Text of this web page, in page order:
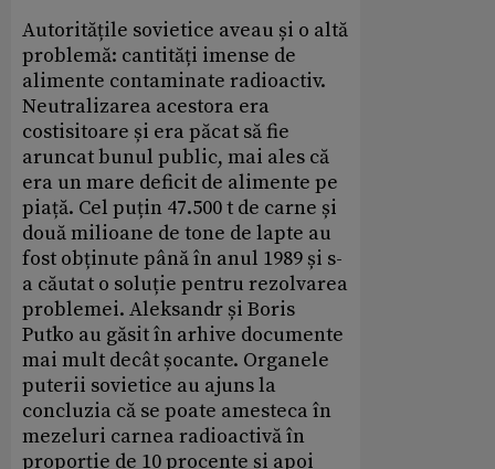
Autoritățile sovietice aveau și o altă
problemă: cantități imense de
alimente contaminate radioactiv.
Neutralizarea acestora era
costisitoare și era păcat să fie
aruncat bunul public, mai ales că
era un mare deficit de alimente pe
piață. Cel puțin 47.500 t de carne și
două milioane de tone de lapte au
fost obținute până în anul 1989 și s-
a căutat o soluție pentru rezolvarea
problemei. Aleksandr și Boris
Putko au găsit în arhive documente
mai mult decât șocante. Organele
puterii sovietice au ajuns la
concluzia că se poate amesteca în
mezeluri carnea radioactivă în
proporție de 10 procente și apoi